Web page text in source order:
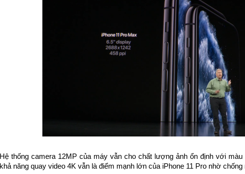
Hệ thống camera 12MP của máy vẫn cho chất lượng ảnh ổn định với
khả năng quay video 4K vẫn là điểm mạnh lớn của iPhone 11 Pro nhờ